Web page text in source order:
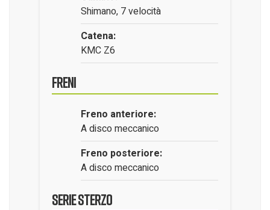
Shimano, 7 velocità
Catena:
KMC Z6
Freni
Freno anteriore:
A disco meccanico
Freno posteriore:
A disco meccanico
Serie Sterzo